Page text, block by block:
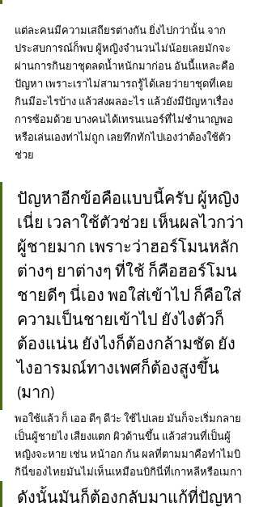
แต่ละคนมีความเสถียรต่างกัน ยิ่งไปกว่านั้น จาก
ประสบการณ์ก็พบ ผู้หญิงจำนวนไม่น้อยเลยมักจะ
ผ่านการกินยาชุดลดน้ำหนักมาก่อน อันนี้แหละคือ
ปัญหา เพราะเราไม่สามารถรู้ได้เลยว่ายาชุดที่เคย
กินมีอะไรบ้าง แล้วส่งผลอะไร แล้วยังมีปัญหาเรื่อง
การซ้อมด้วย บางคนได้เทรนเนอร์ที่ไม่ชำนาญพอ
หรือเล่นเองท่าไม่ถูก เลยทึกทักไปเองว่าต้องใช้ตัว
ช่วย
ปัญหาอีกข้อคือแบบนี้ครับ ผู้หญิง
เนี่ย เวลาใช้ตัวช่วย เห็นผลไวกว่า
ผู้ชายมาก เพราะว่าฮอร์โมนหลัก
ต่างๆ ยาต่างๆ ที่ใช้ ก็คือฮอร์โมน
ชายดีๆ นี่เอง พอใส่เข้าไป ก็คือใส่
ความเป็นชายเข้าไป ยังไงตัวก็
ต้องแน่น ยังไงก็ต้องกล้ามชัด ยัง
ไงอารมณ์ทางเพศก็ต้องสูงขึ้น
(มาก)
พอใช้แล้ว ก็ เออ ดีๆ ดีว่ะ ใช้ไปเลย มันก็จะเริ่มกลาย
เป็นผู้ชายไง เสียงแตก ผิวด้านขึ้น แล้วส่วนที่เป็นผู้
หญิงจะหาย เช่น หน้าอก ก้น ผลที่ตามมาคือทำไมบิ
กินี่ของไทยมันไม่เห็นเหมือนบิกินี่ที่เกาหลีหรือเมกา
ดังนั้นมันก็ต้องกลับมาแก้ที่ปัญหา